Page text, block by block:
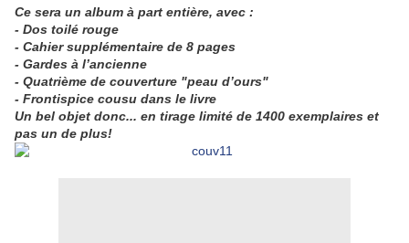
Ce sera un album à part entière, avec :
- Dos toilé rouge
- Cahier supplémentaire de 8 pages
- Gardes à l’ancienne
- Quatrième de couverture "peau d’ours"
- Frontispice cousu dans le livre
Un bel objet donc... en tirage limité de 1400 exemplaires et
pas un de plus!